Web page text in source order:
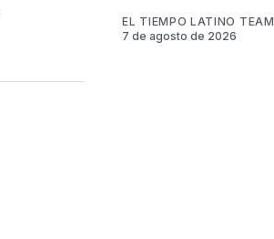
EL TIEMPO LATINO TEAM
7 de agosto de 2026